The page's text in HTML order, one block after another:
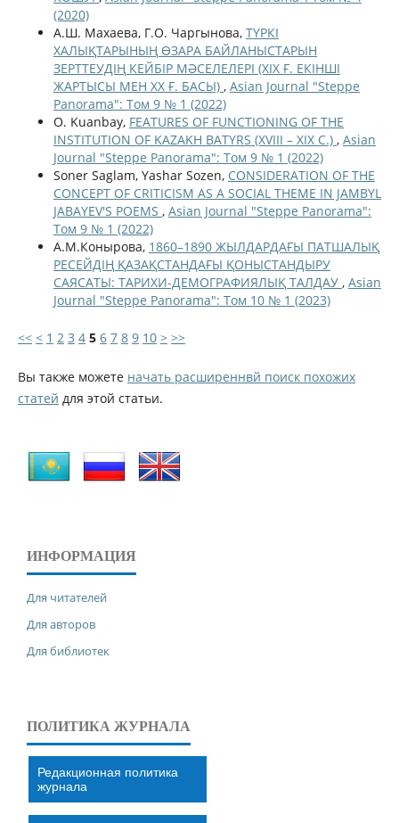
(2020)
А.Ш. Махаева, Г.О. Чаргынова, ТҮРКІ
ХАЛЫҚТАРЫНЫҢ ӨЗАРА БАЙЛАНЫСТАРЫН
ЗЕРТТЕУДІҢ КЕЙБІР МӘСЕЛЕЛЕРІ (ХІХ Ғ. ЕКІНШІ
ЖАРТЫСЫ МЕН ХХ Ғ. БАСЫ) , Asian Journal "Steppe
Panorama": Том 9 № 1 (2022)
O. Kuanbay, FEATURES OF FUNCTIONING OF THE
INSTITUTION OF KAZAKH BATYRS (XVIII – XIX С.) , Asian
Journal "Steppe Panorama": Том 9 № 1 (2022)
Soner Saglam, Yashar Sozen, CONSIDERATION OF THE
CONCEPT OF CRITICISM AS A SOCIAL THEME IN JAMBYL
JABAYEV'S POEMS , Asian Journal "Steppe Panorama":
Том 9 № 1 (2022)
А.М.Конырова, 1860–1890 ЖЫЛДАРДАҒЫ ПАТШАЛЫҚ
РЕСЕЙДІҢ ҚАЗАҚСТАНДАҒЫ ҚОНЫСТАНДЫРУ
САЯСАТЫ: ТАРИХИ-ДЕМОГРАФИЯЛЫҚ ТАЛДАУ , Asian
Journal "Steppe Panorama": Том 10 № 1 (2023)
<< < 1 2 3 4 5 6 7 8 9 10 > >>
Вы также можете начать расширеннвй поиск похожих
статей для этой статьи.
ИНФОРМАЦИЯ
Для читателей
Для авторов
Для библиотек
ПОЛИТИКА ЖУРНАЛА
Редакционная политика
журнала